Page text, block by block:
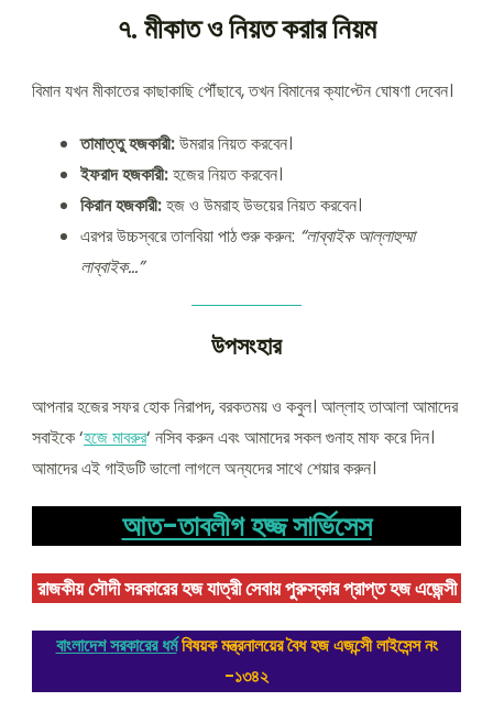
৭. মীকাত ও নিয়ত করার নিয়ম
বিমান যখন মীকাতের কাছাকাছি পৌঁছাবে, তখন বিমানের ক্যাপ্টেন ঘোষণা দেবেন।
তামাত্তু হজকারী:উমরার নিয়ত করবেন।
ইফরাদ হজকারী:হজের নিয়ত করবেন।
কিরান হজকারী:হজ ও উমরাহ উভয়ের নিয়ত করবেন।
এরপর উচ্চস্বরে তালবিয়া পাঠ শুরু করুন: “লাব্বাইক আল্লাহুম্মা
লাব্বাইক…”
উপসংহার
আপনার হজের সফর হোক নিরাপদ, বরকতময় ও কবুল। আল্লাহ তাআলা আমাদের
সবাইকে ‘হজে মাবরুর‘ নসিব করুন এবং আমাদের সকল গুনাহ মাফ করে দিন।
আমাদের এই গাইডটি ভালো লাগলে অন্যদের সাথে শেয়ার করুন।
আত-তাবলীগ হজ্জ সার্ভিসেস
রাজকীয় সৌদী সরকারের হজ যাত্রী সেবায় পুরুস্কার প্রাপ্ত হজ এজেন্সী
বাংলাদেশ সরকারের ধর্মবিষয়ক মন্ত্রনালয়ের বৈধ হজ এজন্সেী লাইসেন্স নং
-১৩৪২